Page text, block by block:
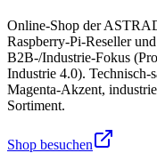
Online-Shop der
Raspberry-Pi-Reseller
B2B-/Industrie-Fokus
Industrie 4.0). Technisch-
Magenta-Akzent,
Sortiment.
Shop besuchen